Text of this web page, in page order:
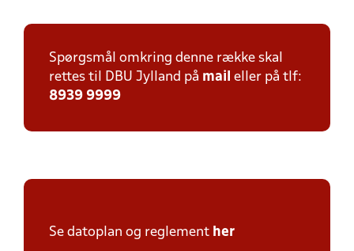
Spørgsmål omkring denne række skal
rettes til DBU Jylland på mail eller på tlf:
8939 9999
Se datoplan og reglement her